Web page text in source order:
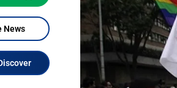
News